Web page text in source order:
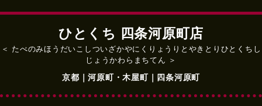
ひとくち 四条河原町店
＜ たべのみほうだいこしついざかやにくりょうりとやきとりひとくちし
じょうかわらまちてん ＞
京都｜河原町・木屋町｜四条河原町